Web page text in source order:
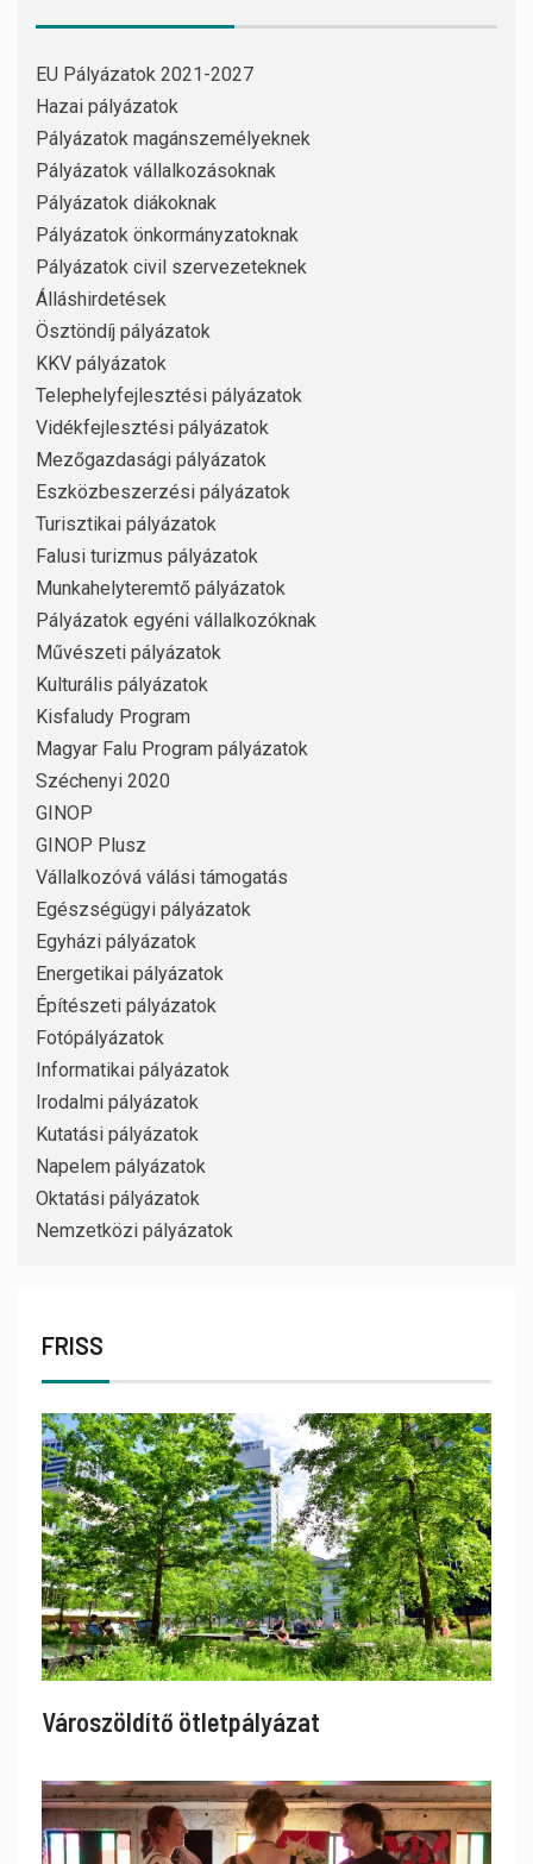
EU Pályázatok 2021-2027
Hazai pályázatok
Pályázatok magánszemélyeknek
Pályázatok vállalkozásoknak
Pályázatok diákoknak
Pályázatok önkormányzatoknak
Pályázatok civil szervezeteknek
Álláshirdetések
Ösztöndíj pályázatok
KKV pályázatok
Telephelyfejlesztési pályázatok
Vidékfejlesztési pályázatok
Mezőgazdasági pályázatok
Eszközbeszerzési pályázatok
Turisztikai pályázatok
Falusi turizmus pályázatok
Munkahelyteremtő pályázatok
Pályázatok egyéni vállalkozóknak
Művészeti pályázatok
Kulturális pályázatok
Kisfaludy Program
Magyar Falu Program pályázatok
Széchenyi 2020
GINOP
GINOP Plusz
Vállalkozóvá válási támogatás
Egészségügyi pályázatok
Egyházi pályázatok
Energetikai pályázatok
Építészeti pályázatok
Fotópályázatok
Informatikai pályázatok
Irodalmi pályázatok
Kutatási pályázatok
Napelem pályázatok
Oktatási pályázatok
Nemzetközi pályázatok
FRISS
Városzöldítő ötletpályázat